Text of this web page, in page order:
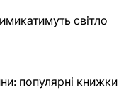
світло
популярні книжки